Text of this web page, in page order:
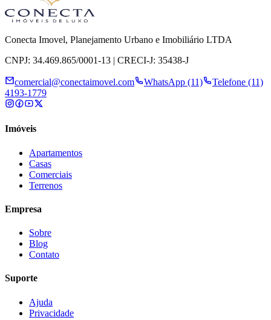
Conecta Imovel, Planejamento Urbano e Imobiliário LTDA
CNPJ: 34.469.865/0001-13 | CRECI-J: 35438-J
comercial@conectaimovel.com WhatsApp (11)
Telefone (11)
4193-1779
Imóveis
Apartamentos
Casas
Comerciais
Terrenos
Empresa
Sobre
Blog
Contato
Suporte
Ajuda
Privacidade